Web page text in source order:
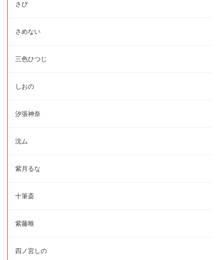
さび
さめない
三色ひつじ
しおの
汐張神奈
沈ム
紫月るな
十筆斎
紫藤唯
四ノ宮しの